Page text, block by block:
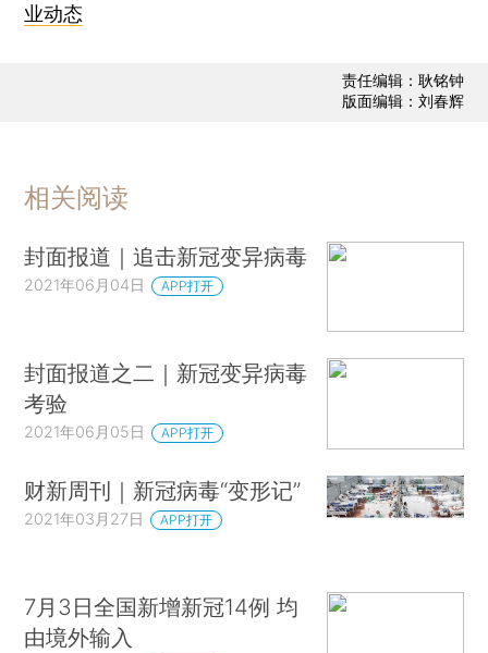
业动态
责任编辑：耿铭钟
版面编辑：刘春辉
相关阅读
封面报道｜追击新冠变异病毒
2021年06月04日 APP打开
封面报道之二｜新冠变异病毒
考验
2021年06月05日 APP打开
财新周刊｜新冠病毒“变形记”
2021年03月27日 APP打开
7月3日全国新增新冠14例 均
由境外输入